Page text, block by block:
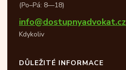
(Po–Pá: 8—18)
info@dostupnyadvokat.cz
Kdykoliv
DŮLEŽITÉ INFORMACE